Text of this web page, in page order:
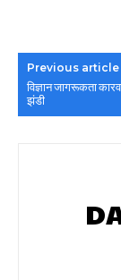
Previous article
विज्ञान जागरूकता
झंडी